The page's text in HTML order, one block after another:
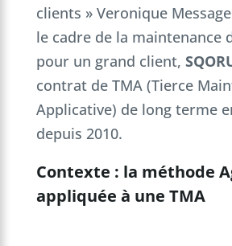
clients » Veronique
le cadre de la maintenance
pour un grand client,
contrat de TMA (Tierce
Applicative) de long terme
depuis 2010.
Contexte : la méthode
appliquée à une TMA